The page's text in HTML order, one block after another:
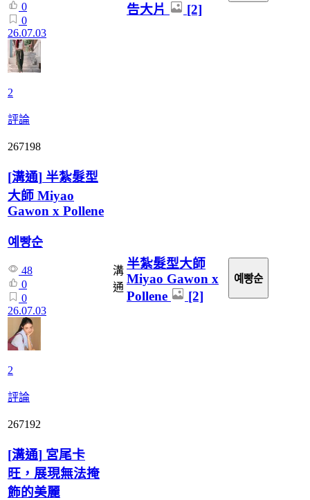
0
0
26.07.03
2
評論
告大片
[2]
267198
[溝通] 半紮髮型
大師 Miyao
Gawon x Pollene
예빵순
48
0
0
26.07.03
2
評論
溝
通
半紮髮型大師
Miyao Gawon x
Pollene
[2]
예빵순
267192
[溝通] 宮尾卡
旺，展現無法掩
飾的美麗